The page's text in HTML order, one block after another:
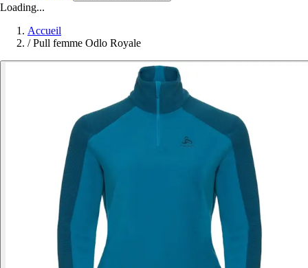
Loading...
Accueil
/ Pull femme Odlo Royale